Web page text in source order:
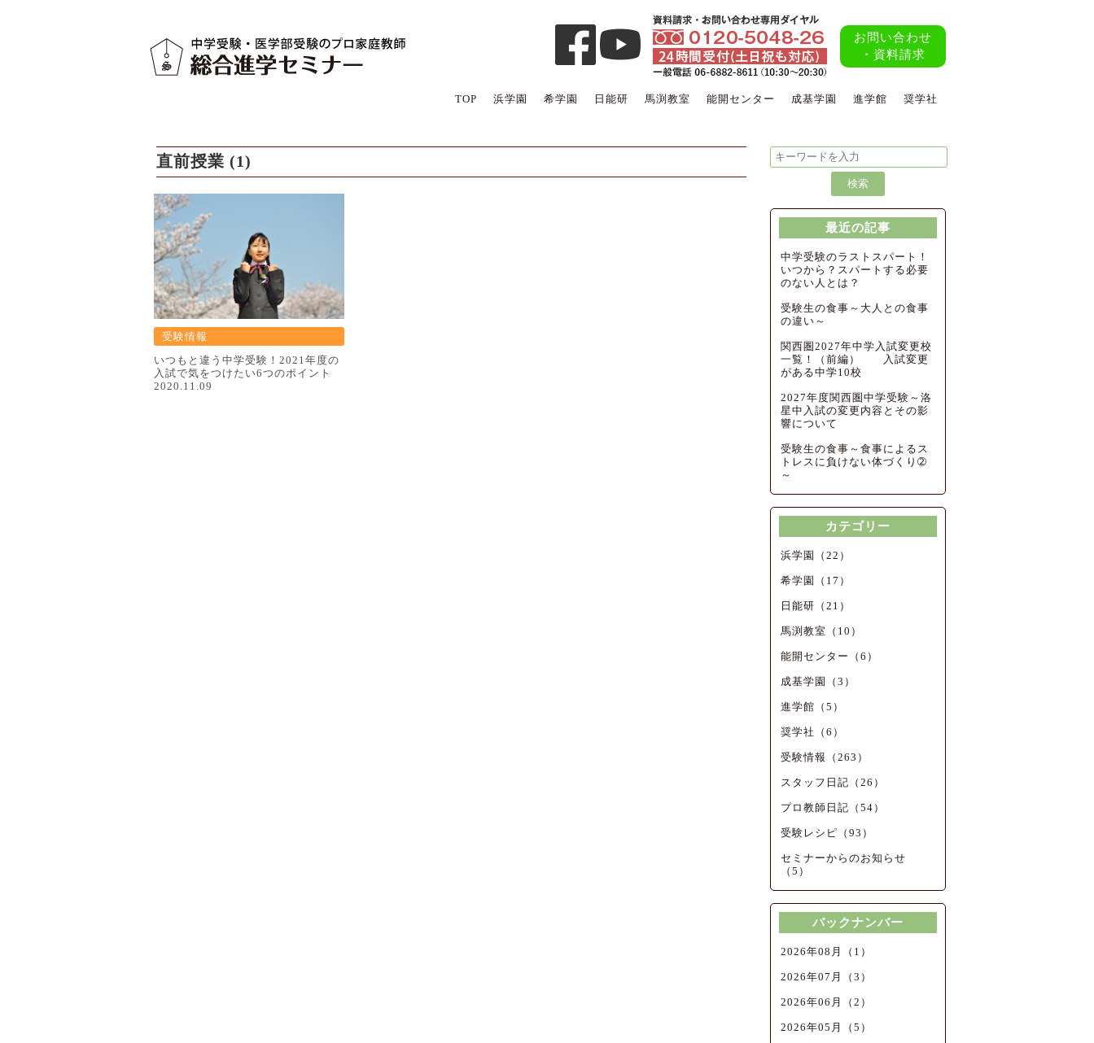
お問い合わせ
・資料請求
TOP 浜学園 希学園 日能研 馬渕教室 能開センター 成基学園 進学館 奨学社
直前授業 (1)
受験情報
いつもと違う中学受験！2021年度の
入試で気をつけたい6つのポイント
2020.11.09
最近の記事
中学受験のラストスパート！
いつから？スパートする必要
のない人とは？
受験生の食事～大人との食事
の違い～
関西圏2027年中学入試変更校
一覧！（前編） 入試変更
がある中学10校
2027年度関西圏中学受験～洛
星中入試の変更内容とその影
響について
受験生の食事～食事によるス
トレスに負けない体づくり➁
～
カテゴリー
浜学園（22）
希学園（17）
日能研（21）
馬渕教室（10）
能開センター（6）
成基学園（3）
進学館（5）
奨学社（6）
受験情報（263）
スタッフ日記（26）
プロ教師日記（54）
受験レシピ（93）
セミナーからのお知らせ
（5）
バックナンバー
2026年08月（1）
2026年07月（3）
2026年06月（2）
2026年05月（5）